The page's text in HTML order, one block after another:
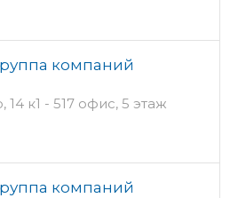
компаний
к1 - 517 офис, 5 этаж
компаний